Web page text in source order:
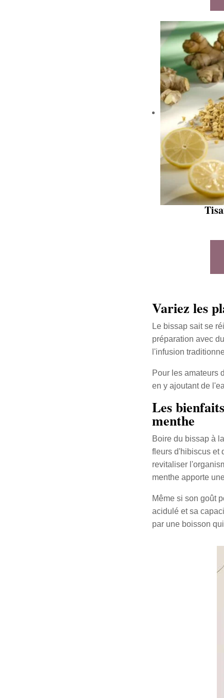
Variez les
Le bissap sait se
préparation avec du
l'infusion
Pour les amateurs
en y ajoutant de
Les
menthe
Boire du bissap à
fleurs d'hibiscus et
revitaliser
menthe apporte
Même si son goût
acidulé et sa
par une boisson